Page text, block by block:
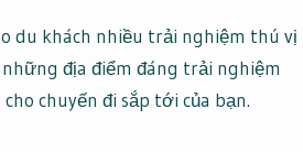
du khách nhiều trải nghiệm thú vị
địa điểm đáng trải nghiệm
chuyến đi sắp tới của bạn.